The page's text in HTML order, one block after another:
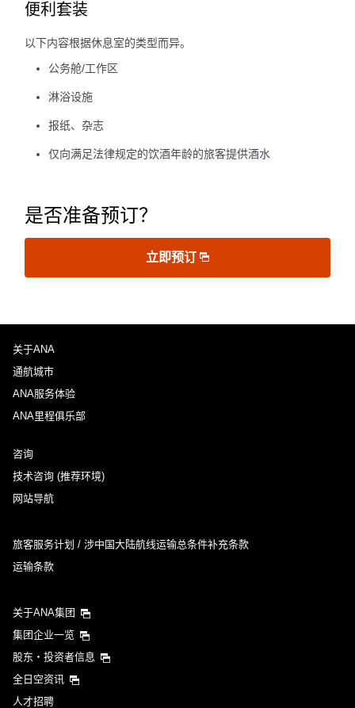
便利套装
以下内容根据休息室的类型而异。
公务舱/工作区
淋浴设施
报纸、杂志
仅向满足法律规定的饮酒年龄的旅客提供酒水
是否准备预订？
立即预订
关于ANA
通航城市
ANA服务体验
ANA里程俱乐部
咨询
技术咨询 (推荐环境)
网站导航
旅客服务计划 / 涉中国大陆航线运输总条件补充条款
运输条款
关于ANA集团
集团企业一览
股东・投资者信息
全日空资讯
人才招聘